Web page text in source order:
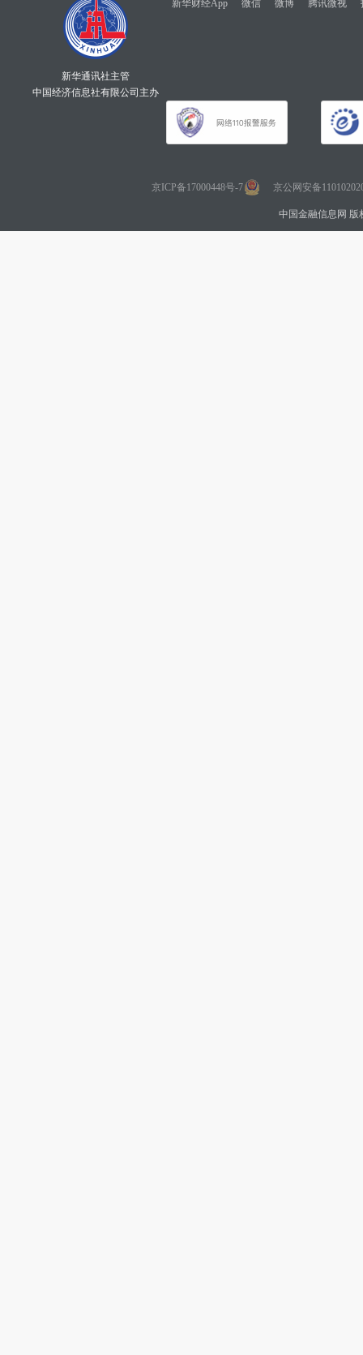
新华通讯社主管
中国经济信息社有限公司主办
新华财经App 微信 微博 腾讯微视
京ICP备17000448号-7 京公网安备
中国金融信息网 版